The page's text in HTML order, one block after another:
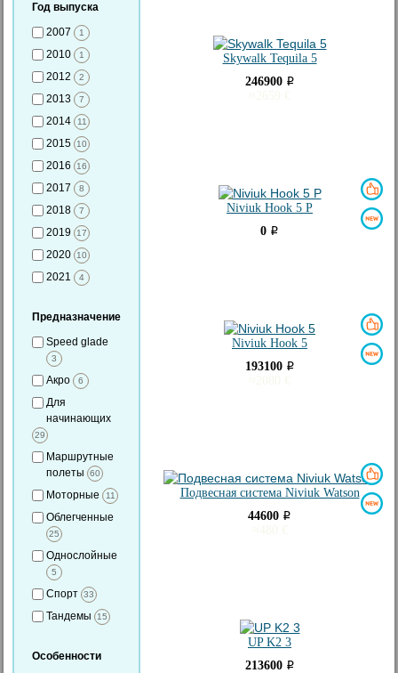
Год выпуска
2007
1
2010 1
2012 2
2013 7
2014 11
2015 10
2016 16
2017 8
2018 7
2019 17
2020 10
2021 4
Предназначение
Speed glade
3
Акро 6
Для
начинающих
29
Маршрутные
полеты
60
Моторные 11
Облегченные
25
Однослойные
5
Спорт 33
Тандемы 15
Особенности
Skywalk Tequila 5
246900 i
Niviuk Hook 5 P
0 i
Niviuk Hook 5
193100 i
Подвесная система Niviuk Watson
44600 i
UP K2 3
213600 i